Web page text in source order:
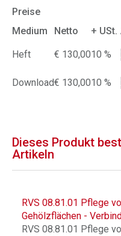
Preise
Medium
Netto + USt.
Heft € 130,0010 %
Download€ 130,0010 %
Dieses Produkt
Artikeln
RVS 08.81.01 Pflege
Gehölzflächen -
RVS 08.81.01 Pflege